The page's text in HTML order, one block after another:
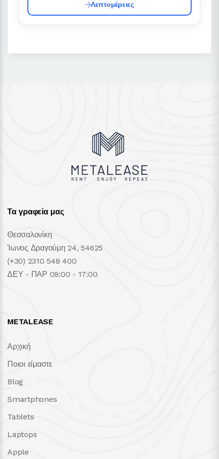
Λεπτομέρειες
Τα γραφεία μας
Θεσσαλονίκη
Ίωνος Δραγούμη 24, 54625
(+30) 2310 548 400
ΔΕΥ - ΠΑΡ 09:00 - 17:00
METALEASE
Αρχική
Ποιοι είμαστε
Blog
Smartphones
Tablets
Laptops
Apple